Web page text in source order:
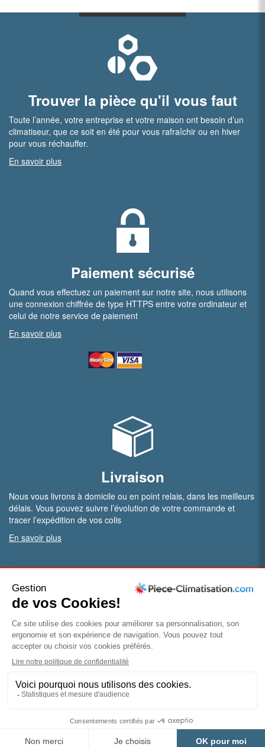
Trouver la pièce qu'il vous faut
Toute l’année, votre entreprise et votre maison ont besoin d’un
climatiseur, que ce soit en été pour vous rafraîchir ou en hiver
pour vous réchauffer.
En savoir plus
Paiement sécurisé
Quand vous effectuez un paiement sur notre site, nous utilisons
une connexion chiffrée de type HTTPS entre votre ordinateur et
celui de notre service de paiement
En savoir plus
Livraison
Nous vous livrons à domicile ou en point relais, dans les meilleurs
délais. Vous pouvez suivre l’évolution de votre commande et
tracer l’expédition de vos colis
En savoir plus
Vous êtes professionnel ?
Bénéficiez de conditions particulières en ouvrant un compte
pro
Mentions légales|Conditions
générales de vente| Politique de confidentialité